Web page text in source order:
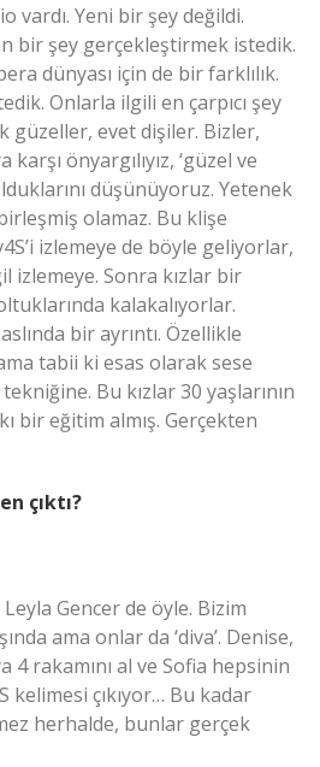
vardı. Yeni bir şey değildi.
bir şey gerçekleştirmek istedik.
dünyası için de bir farklılık.
Onlarla ilgili en çarpıcı şey
güzeller, evet dişiler. Bizler,
önyargılıyız, ‘güzel ve
düşünüyoruz. Yetenek
olamaz. Bu klişe
izlemeye de böyle geliyorlar,
izlemeye. Sonra kızlar bir
kalakalıyorlar.
bir ayrıntı. Özellikle
ama tabii ki esas olarak sese
Bu kızlar 30 yaşlarının
bir eğitim almış. Gerçekten
çıktı?
Leyla Gencer de öyle. Bizim
ama onlar da ‘diva’. Denise,
4 rakamını al ve Sofia hepsinin
kelimesi çıkıyor… Bu kadar
herhalde, bunlar gerçek